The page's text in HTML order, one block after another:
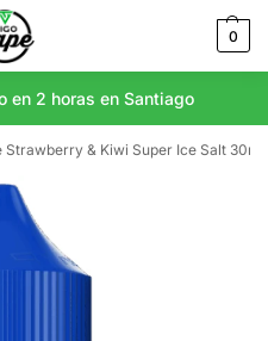
0
en 2 horas en Santiago
& Kiwi Super Ice Salt 30ml